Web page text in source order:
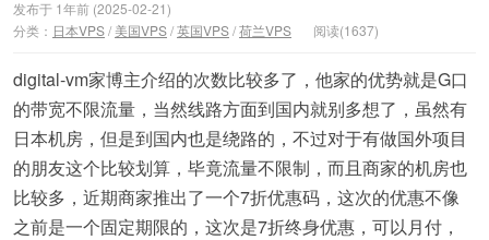
发布于 1年前 (2025-02-21)
分类： 日本VPS/ 美国VPS/英国VPS/荷兰VPS 阅读(1637)
digital-vm家博主介绍的次数比较多了，他家的优势就是G口
的带宽不限流量，当然线路方面到国内就别多想了，虽然有
日本机房，但是到国内也是绕路的，不过对于有做国外项目
的朋友这个比较划算，毕竟流量不限制，而且商家的机房也
比较多，近期商家推出了一个7折优惠码，这次的优惠不像
之前是一个固定期限的，这次是7折终身优惠，可以月付，